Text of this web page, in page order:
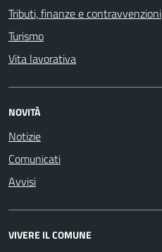
Tributi, finanze e contravvenzioni
Turismo
Vita lavorativa
NOVITÀ
Notizie
Comunicati
Avvisi
VIVERE IL COMUNE